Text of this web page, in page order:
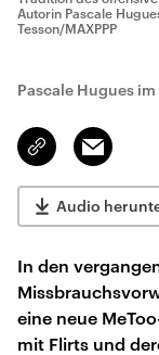
Autorin Pascale
Tesson/MAXPPP
Pascale Hugues
Link
kopieren/teilen
Email
Audio
In den
eine neue
mit Flirts und